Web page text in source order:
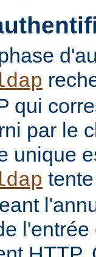
qui
par le
unique